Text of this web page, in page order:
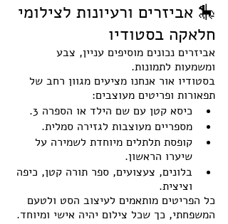
🎠 אביזרים ורעיונות לצילומי
חלאקה בסטודיו
אביזרים נכונים מוסיפים עניין, צבע
ומשמעות לתמונות.
בסטודיו אור אנחנו מציעים מגוון רחב של
תפאורות ופריטים מעוצבים:
כיסא קטן עם שם הילד או הספרה 3.
מספריים מעוצבות לגזירה סמלית.
קופסת תלתלים מיוחדת לשמירה על
שיערו הראשון.
בלונים, צעצועים, ספר תורה קטן, כיפה
וציצית.
כל הפריטים מותאמים לעיצוב הסט ולטעם
המשפחתי, כך שכל צילום יהיה אישי ומיוחד.